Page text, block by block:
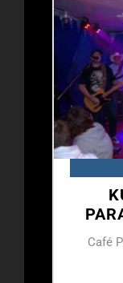
Café